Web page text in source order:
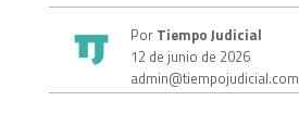
PorTiempo Judicial
12 de junio de 2026
admin@tiempojudicial.com